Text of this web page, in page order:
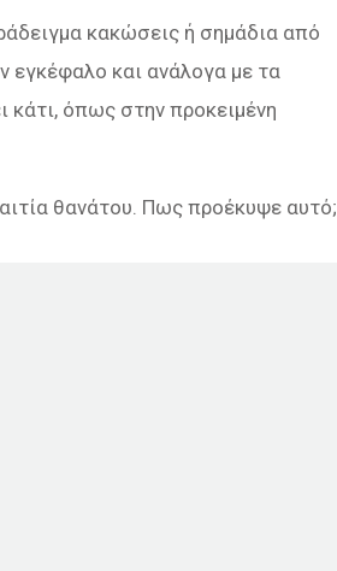
κακώσεις ή σημάδια από
εγκέφαλο και ανάλογα με τα
κάτι, όπως στην προκειμένη
θανάτου. Πως προέκυψε αυτό;